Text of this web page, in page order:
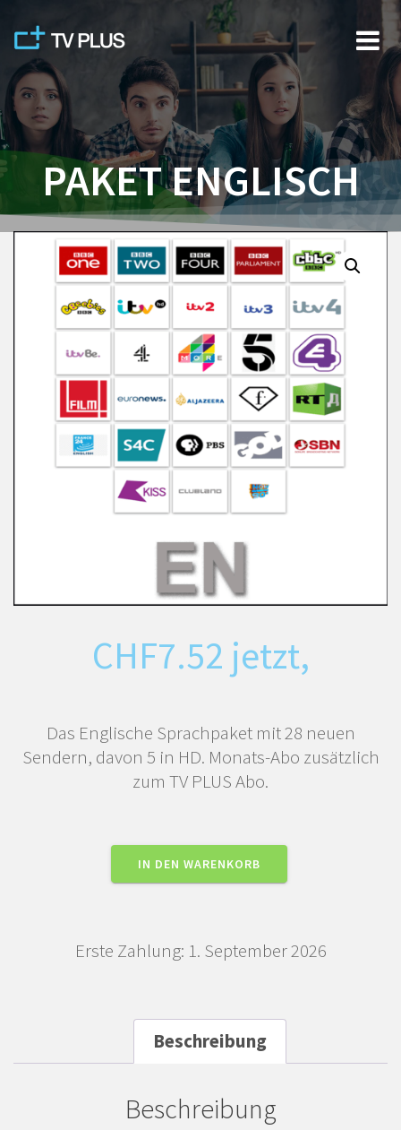
Skip
to
content
PAKET ENGLISCH
CHF7.52 jetzt,
Das Englische Sprachpaket mit 28 neuen
Sendern, davon 5 in HD. Monats-Abo zusätzlich
zum TV PLUS Abo.
Paket
Englisch
IN DEN WARENKORB
Erste Zahlung: 1. September 2026
Beschreibung
Beschreibung